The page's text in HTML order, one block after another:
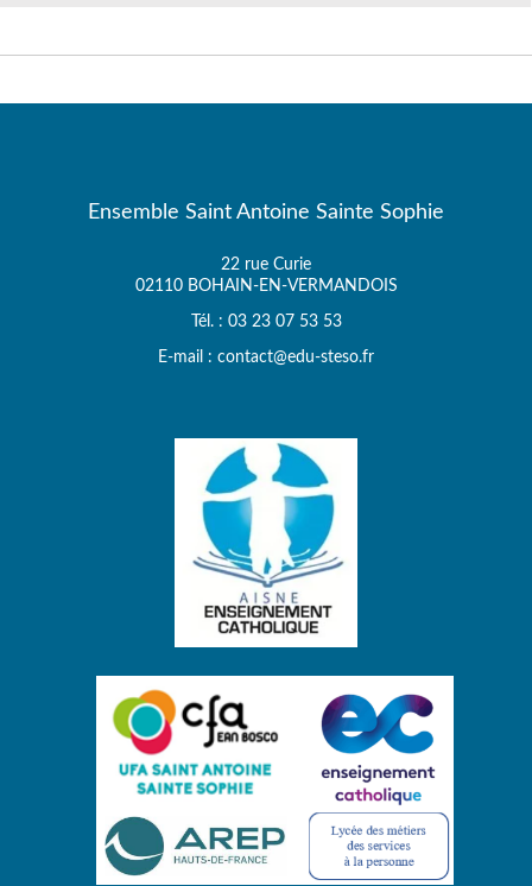
Ensemble Saint Antoine Sainte Sophie
22 rue Curie
02110 BOHAIN-EN-VERMANDOIS
Tél. : 03 23 07 53 53
E-mail : contact@edu-steso.fr